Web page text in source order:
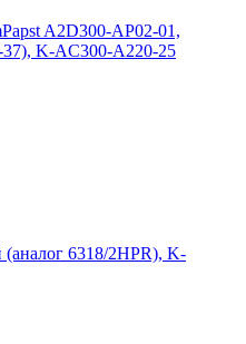
A2D300-AP02-01,
37), K-AC300-A220-25
6318/2HPR), K-